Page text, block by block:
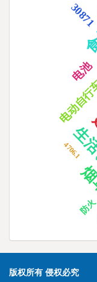
生
电动自
电池
30871
防火
4706.1
版权所有 侵权必究